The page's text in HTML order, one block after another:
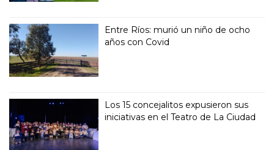
Entre Ríos: murió un niño de ocho
años con Covid
Los 15 concejalitos expusieron sus
iniciativas en el Teatro de La Ciudad